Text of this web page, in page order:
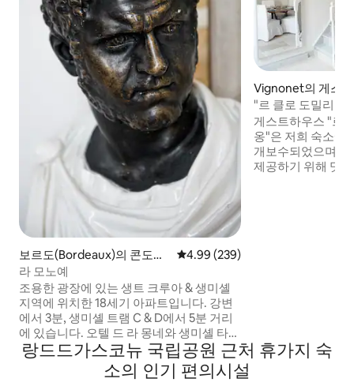
보르도(Bordeaux)의 콘도미
니엄
평점 4.99점(5점 만점), 후기 239
4.99 (239)
라 모노예
조용한 광장에 있는 생트 크루아 & 생미셸
지역에 위치한 18세기 아파트입니다. 강변
에서 3분, 생미셸 트램 C & D에서 5분 거리
에 있습니다. 오텔 드 라 몽네와 생미셸 타워
의 전망을 감상할 수 있습니다. 골동품으로
최근에 개조된 70 ㎡ 는 현대적이고 정통적
인 보르도 경험을 선사합니다. 시설이 완비
Vignonet의 게스
"르 클로 도밀리온
하우스
게스트하우스 "르
옹"은 저희 숙소에
개보수되었으며
제공하기 위해 멋
랑드드가스코뉴 국립공원 근처 휴가지 숙
소의 인기 편의시설